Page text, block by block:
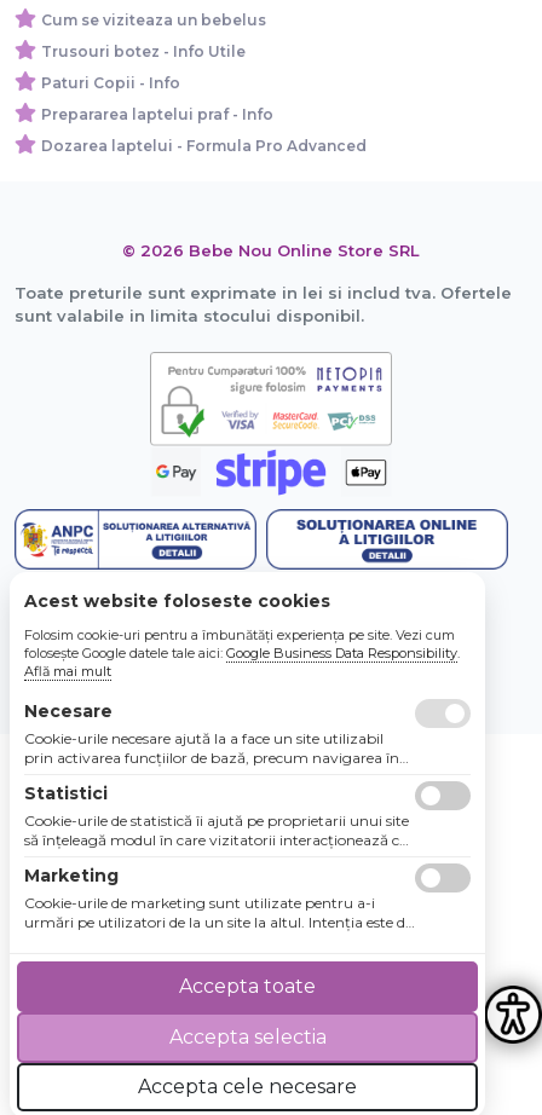
Cum se viziteaza un bebelus
Trusouri botez - Info Utile
Paturi Copii - Info
Prepararea laptelui praf - Info
Dozarea laptelui - Formula Pro Advanced
© 2026 Bebe Nou Online Store SRL
Toate preturile sunt exprimate in lei si includ tva. Ofertele
sunt valabile in limita stocului disponibil.
4.8 / 5★★★★★
Acest website foloseste cookies
Folosim cookie-uri pentru a îmbunătăți experiența pe site. Vezi cum
folosește Google datele tale aici: Google Business Data Responsibility.
Află mai mult
Necesare
Cookie-urile necesare ajută la a face un site utilizabil
prin activarea funcţiilor de bază, precum navigarea în
nu poate funcţiona corespunzător fără aceste cookie-
uri.
Statistici
Cookie-urile de statistică îi ajută pe proprietarii unui site
să înţeleagă modul în care vizitatorii interacţionează cu
mod anonim.
Marketing
Cookie-urile de marketing sunt utilizate pentru a-i
urmări pe utilizatori de la un site la altul. Intenţia este de
utilizatorii individuali, aşadar ele sunt mai valoroase
pentru agenţiile de puiblicitate şi părţile terţe care se
Accepta cele necesare
Accepta selectia
Accepta toate